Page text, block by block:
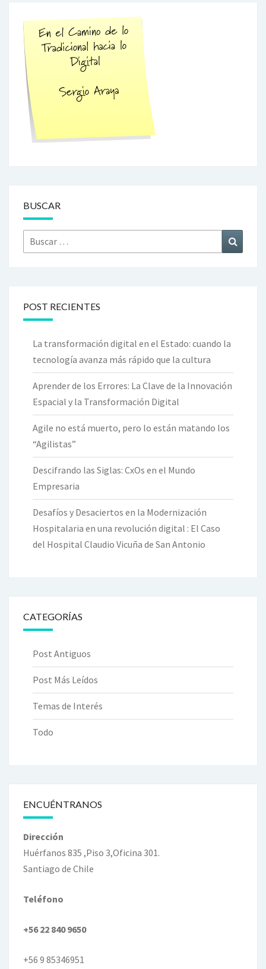
BUSCAR
Buscar
por:
POST RECIENTES
La transformación digital en el Estado: cuando la
tecnología avanza más rápido que la cultura
Aprender de los Errores: La Clave de la Innovación
Espacial y la Transformación Digital
Agile no está muerto, pero lo están matando los
“Agilistas”
Descifrando las Siglas: CxOs en el Mundo
Empresaria
Desafíos y Desaciertos en la Modernización
Hospitalaria en una revolución digital : El Caso
del Hospital Claudio Vicuña de San Antonio
CATEGORÍAS
Post Antiguos
Post Más Leídos
Temas de Interés
Todo
ENCUÉNTRANOS
Dirección
Huérfanos 835 ,Piso 3,Oficina 301.
Santiago de Chile
Teléfono
+56 22 840 9650
+56 9 85346951